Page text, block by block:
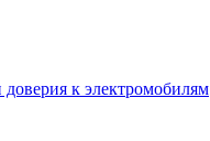
к электромобилям